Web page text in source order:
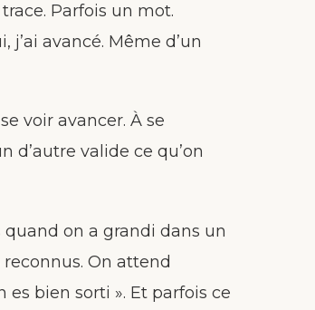
Parfois un mot.
j’ai avancé. Même d’un
voir avancer. À se
d’autre valide ce qu’on
quand on a grandi dans un
On attend
es bien sorti ». Et parfois ce